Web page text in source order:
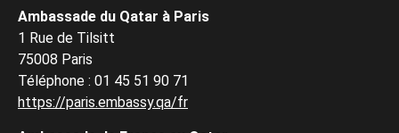
Ambassade du Qatar à Paris
1 Rue de Tilsitt
75008 Paris
Téléphone : 01 45 51 90 71
https://paris.embassy.qa/fr